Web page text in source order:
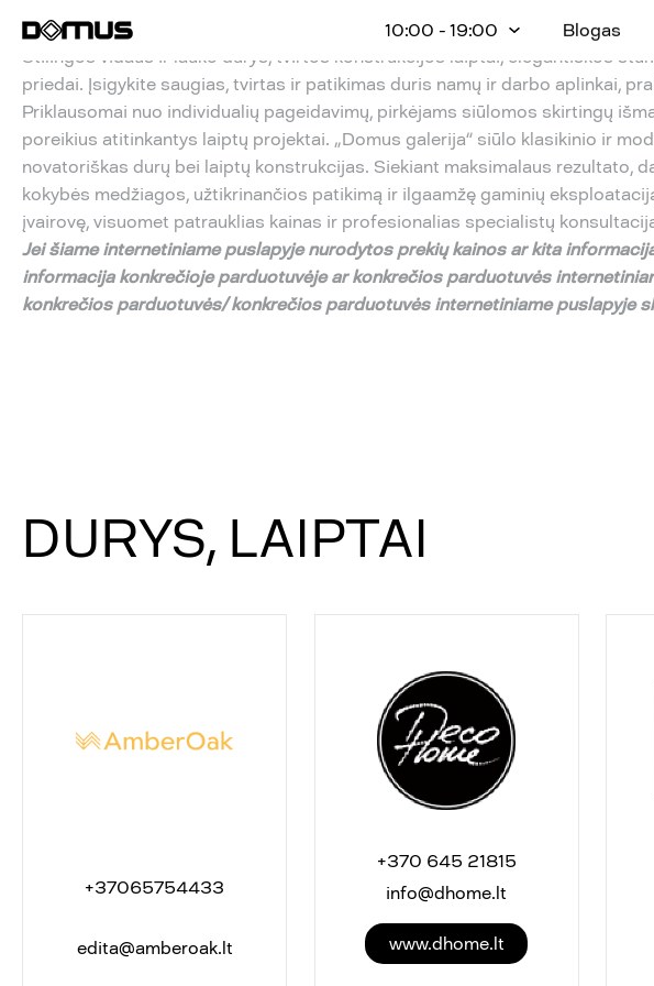
10:00 - 19:00 Blogas
Stilingos vidaus ir lauko durys, tvirtos konstrukcijos laiptai, elegantiškos
priedai. Įsigykite saugias, tvirtas ir patikimas duris namų ir darbo aplinkai,
Priklausomai nuo individualių pageidavimų, pirkėjams siūlomos skirtingų
poreikius atitinkantys laiptų projektai. „Domus galerija“ siūlo klasikinio ir
novatoriškas durų bei laiptų konstrukcijas. Siekiant maksimalaus rezultato,
kokybės medžiagos, užtikrinančios patikimą ir ilgaamžę gaminių
įvairovę, visuomet patrauklias kainas ir profesionalias specialistų
Jeišiame internetiniame puslapyje nurodytos prekiųkainos ar kita
informacija konkrečioje parduotuvėje ar konkrečios parduotuvės
konkrečios parduotuvės/ konkrečios parduotuvės internetiniame puslapyje
DURYS, LAIPTAI
+37065754433
edita@amberoak.lt
+370 645 21815
info@dhome.lt
www.dhome.lt